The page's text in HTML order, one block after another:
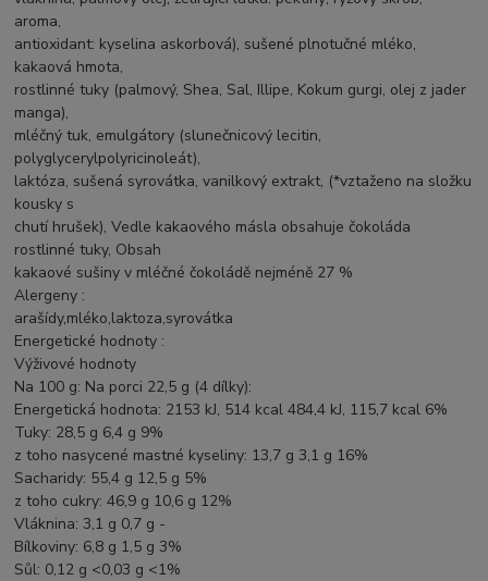
aroma,
antioxidant: kyselina askorbová), sušené plnotučné mléko,
kakaová hmota,
rostlinné tuky (palmový, Shea, Sal, Illipe, Kokum gurgi, olej z jader
manga),
mléčný tuk, emulgátory (slunečnicový lecitin,
polyglycerylpolyricinoleát),
laktóza, sušená syrovátka, vanilkový extrakt, (*vztaženo na složku
kousky s
chutí hrušek), Vedle kakaového másla obsahuje čokoláda
rostlinné tuky, Obsah
kakaové sušiny v mléčné čokoládě nejméně 27 %
Alergeny :
arašídy,mléko,laktoza,syrovátka
Energetické hodnoty :
Výživové hodnoty
Na 100 g: Na porci 22,5 g (4 dílky):
Energetická hodnota: 2153 kJ, 514 kcal 484,4 kJ, 115,7 kcal 6%
Tuky: 28,5 g 6,4 g 9%
z toho nasycené mastné kyseliny: 13,7 g 3,1 g 16%
Sacharidy: 55,4 g 12,5 g 5%
z toho cukry: 46,9 g 10,6 g 12%
Vláknina: 3,1 g 0,7 g -
Bílkoviny: 6,8 g 1,5 g 3%
Sůl: 0,12 g <0,03 g <1%